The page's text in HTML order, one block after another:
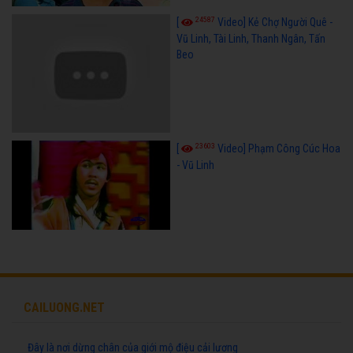
24587 Video] Kẻ Chợ Người Quê -
Vũ Linh, Tài Linh, Thanh Ngân, Tấn
Beo
23603 Video] Phạm Công Cúc Hoa
- Vũ Linh
CAILUONG.NET
Đây là nơi dừng chân của giới mộ điệu cải lương